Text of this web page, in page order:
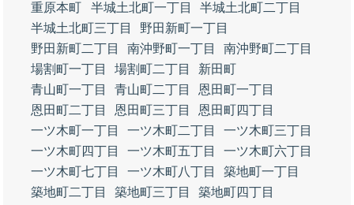
重原本町
半城土北町一丁目
半城土北町二丁目
半城土北町三丁目
野田新町一丁目
野田新町二丁目
南沖野町一丁目
南沖野町二丁目
場割町一丁目
場割町二丁目
新田町
青山町一丁目
青山町二丁目
恩田町一丁目
恩田町二丁目
恩田町三丁目
恩田町四丁目
一ツ木町一丁目
一ツ木町二丁目
一ツ木町三丁目
一ツ木町四丁目
一ツ木町五丁目
一ツ木町六丁目
一ツ木町七丁目
一ツ木町八丁目
築地町一丁目
築地町二丁目
築地町三丁目
築地町四丁目